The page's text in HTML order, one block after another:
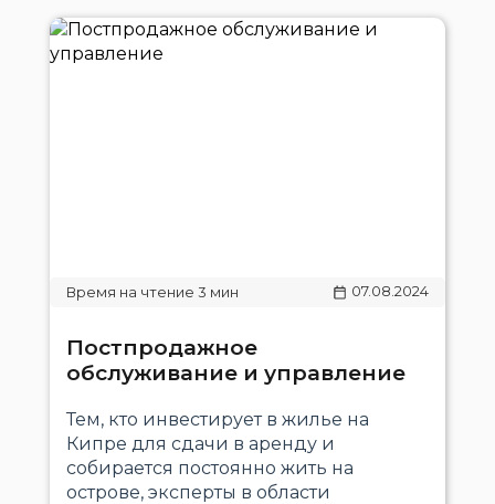
07.08.2024
Постпродажное
обслуживание и управление
Тем, кто инвестирует в жилье на
Кипре для сдачи в аренду и
собирается постоянно жить на
острове, эксперты в области